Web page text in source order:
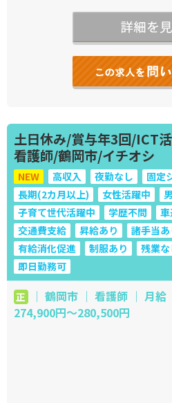
土日休み/賞与年3回/ICT
看護師/鶴岡市/イチオシ
NEW 高収入 夜勤なし 固定
長期(2カ月以上)
女性活躍中
子育て世代活躍中
学歴不問
交通費支給
昇給あり 諸手当あ
有給消化促進
制服あり
残業
即日勤務可
正 ｜ 鶴岡市 ｜ 看護師 ｜ 月給
274,900円～280,500円